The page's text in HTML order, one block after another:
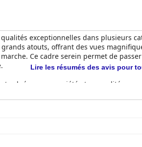
exceptionnelles dans plusieurs
atouts, offrant des vues
Ce cadre serein permet de
est salué pour sa variété et sa qualité,
petit-déjeuner excellent et satisfaisant,
leur propreté, leur décor moderne et
le confort des chambres est rehaussé
impeccables, ce qui ajoute au confort
Lire les résumés des avis pour